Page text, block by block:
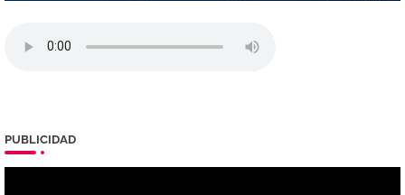
PUBLICIDAD